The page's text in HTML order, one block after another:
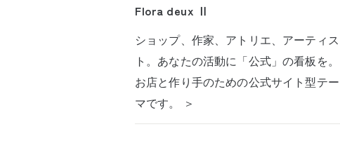
Flora deux Ⅱ
ショップ、作家、アトリエ、アーティス
ト。あなたの活動に「公式」の看板を。
お店と作り手のための公式サイト型テー
マです。 ＞